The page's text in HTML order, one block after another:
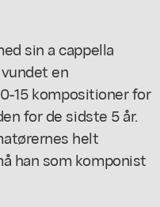
sin a cappella
en
15 kompositioner for
for de sidste 5 år.
helt
han som komponist